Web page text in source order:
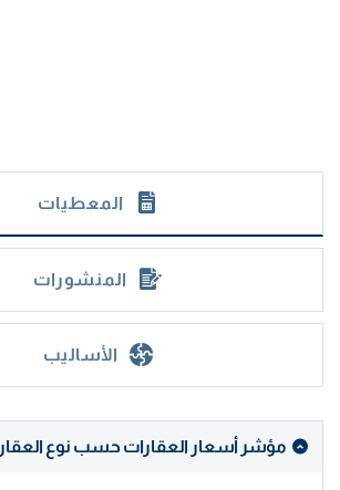
المعطيات
المنشورات
الأساليب
مؤشر أسعار العقارات حسب نوع العقار